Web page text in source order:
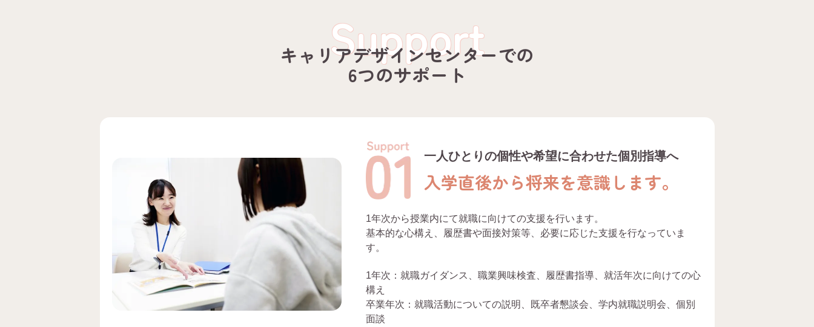
Support
キャリアデザインセンターでの
6つのサポート
一人ひとりの個性や希望に合わせた個別指導へ
入学直後から将来を意識します。
1年次から授業内にて就職に向けての支援を行います。
基本的な心構え、履歴書や面接対策等、必要に応じた支援を行なっていま
す。
1年次：就職ガイダンス、職業興味検査、履歴書指導、就活年次に向けての心
構え
卒業年次：就職活動についての説明、既卒者懇談会、学内就職説明会、個別
面談